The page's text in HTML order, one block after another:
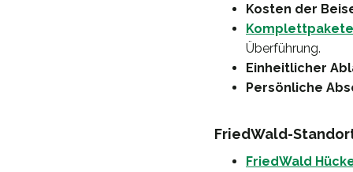
Kosten der
Komplettpakete
Überführung.
Einheitlicher
Persönliche
FriedWald-
FriedWald